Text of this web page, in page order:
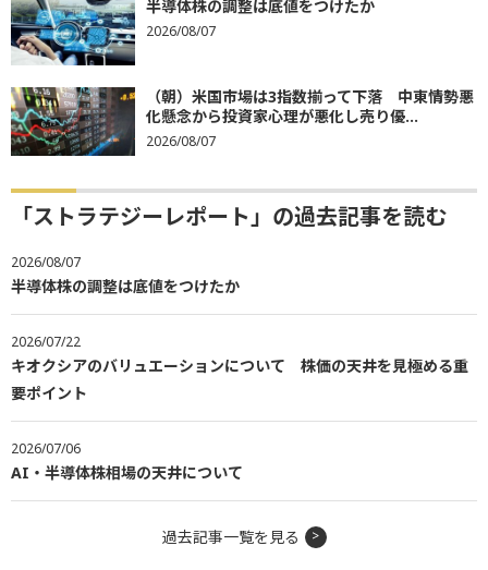
半導体株の調整は底値をつけたか
2026/08/07
（朝）米国市場は3指数揃って下落 中東情勢悪
化懸念から投資家心理が悪化し売り優...
2026/08/07
「ストラテジーレポート」の過去記事を読む
2026/08/07
半導体株の調整は底値をつけたか
2026/07/22
キオクシアのバリュエーションについて 株価の天井を見極める重
要ポイント
2026/07/06
AI・半導体株相場の天井について
過去記事一覧を見る